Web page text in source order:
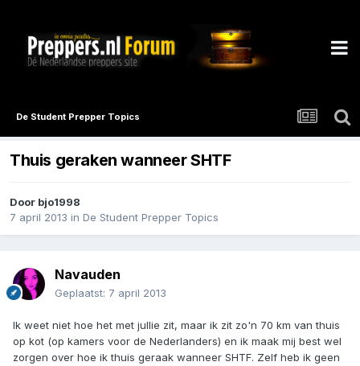
De Student Prepper Topics
Thuis geraken wanneer SHTF
Door bjo1998
7 april 2013 in De Student Prepper Topics
Navauden
Geplaatst: 7 april 2013
Ik weet niet hoe het met jullie zit, maar ik zit zo'n 70 km van thuis
op kot (op kamers voor de Nederlanders) en ik maak mij best wel
zorgen over hoe ik thuis geraak wanneer SHTF. Zelf heb ik geen